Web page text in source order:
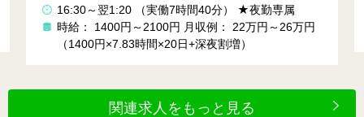
16:30～翌1:20 （実働7時間40分） ★夜勤専属
時給： 1400円～2100円 月収例： 22万円～26万円
（1400円×7.83時間×20日+深夜割増）
関連求人をもっと見る